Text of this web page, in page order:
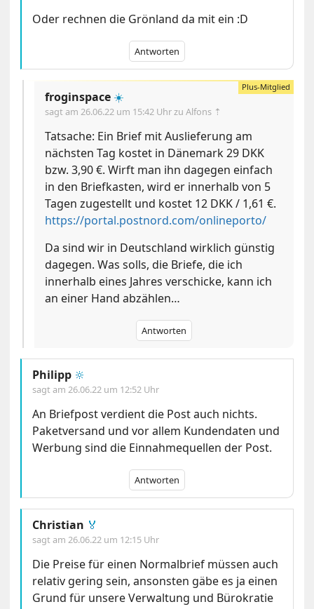
Oder rechnen die Grönland da mit ein :D
Antworten
froginspace ☀️
sagt am26.06.22 um 15:42 Uhrzu Alfons ⇡
Tatsache: Ein Brief mit Auslieferung am
nächsten Tag kostet in Dänemark 29 DKK
bzw. 3,90 €. Wirft man ihn dagegen einfach
in den Briefkasten, wird er innerhalb von 5
Tagen zugestellt und kostet 12 DKK / 1,61 €.
https://portal.postnord.com/onlineporto/
Da sind wir in Deutschland wirklich günstig
dagegen. Was solls, die Briefe, die ich
innerhalb eines Jahres verschicke, kann ich
an einer Hand abzählen…
Antworten
Philipp 🔆
sagt am26.06.22 um 12:52 Uhr
An Briefpost verdient die Post auch nichts.
Paketversand und vor allem Kundendaten und
Werbung sind die Einnahmequellen der Post.
Antworten
Christian 🏅
sagt am26.06.22 um 12:15 Uhr
Die Preise für einen Normalbrief müssen auch
relativ gering sein, ansonsten gäbe es ja einen
Grund für unsere Verwaltung und Bürokratie